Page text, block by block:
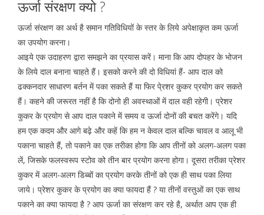
ऊर्जा संरक्षण क्यो ?
ऊर्जा संरक्षण का अर्थ है समान गतिविधियों के स्तर के लिये अपेक्षाकृत कम ऊर्जा
का उपयोग करना।
आइये एक उदाहरण द्वारा समझने का प्रयास करें। माना कि आप दोपहर के भोजन
के लिये दाल बनाना चाहते हैं। इसको करने की दो विधियां हैं- आप दाल को
ढक्कनदार साधारण बर्तन में पका सकते हैं या फिर पे्रशर कुकर प्रयोग कर सकते
हैं। कहने की जरूरत नहीं है कि दोनो ही अवस्थाओं में दाल वही रहेगी। प्रेशर
कुकर के प्रयोग से आप दाल पकाने में समय व ऊर्जा दोनों की बचत करेंगे। यदि
हम एक कदम और आगे बढ़े और कहें कि हम न केवल दाल बल्कि चावल व आलू भी
पकाना चाहते हैं, तो पकाने का एक तरीका होगा कि आप तीनों को अलग-अलग पका
लें, जिसके फलस्वरूप स्टोव को तीन बार प्रयोग करना होगा। दूसरा तरीका प्रेशर
कुकर में अलग-अलग डिब्बों का प्रयोग करके तीनों को एक ही साथ पका लिया
जाये। प्रेशर कुकर के प्रयोग का क्या फायदा हैं ? या तीनों वस्तुओं का एक साथ
पकाने का क्या फायदा है ? आप ऊर्जा का संरक्षण कर रहे है, अर्थात आप एक ही